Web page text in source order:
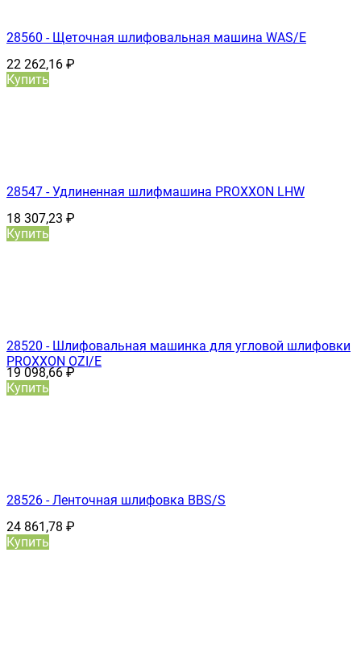
28560 - Щеточная шлифовальная машина WAS/E
22 262,16 ₽
Купить
28547 - Удлиненная шлифмашина PROXXON LHW
18 307,23 ₽
Купить
28520 - Шлифовальная машинка для угловой шлифовки
PROXXON OZI/E
19 098,66₽
Купить
28526 - Ленточная шлифовка BBS/S
24 861,78 ₽
Купить